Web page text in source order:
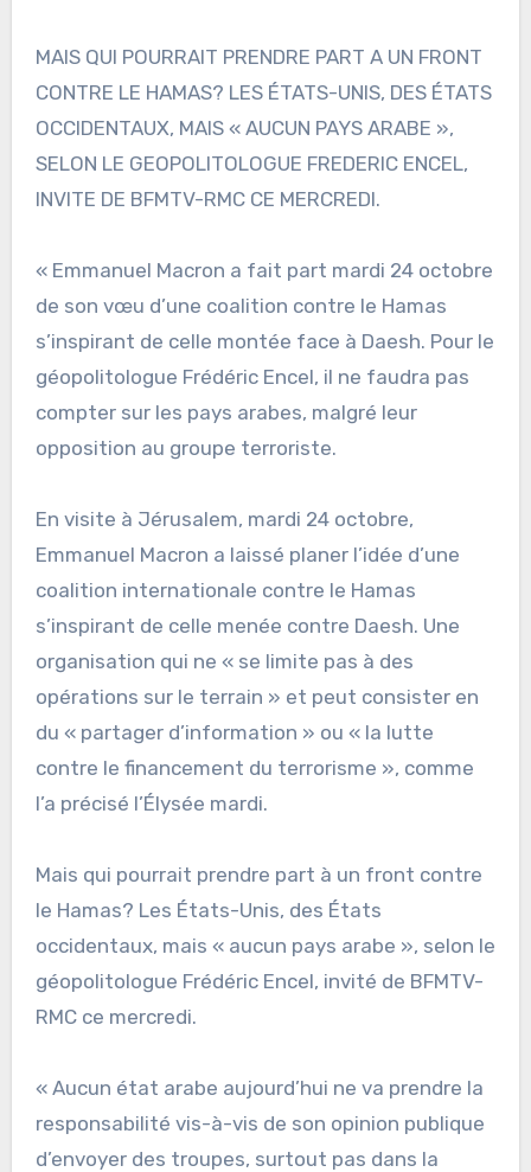
MAIS QUI POURRAIT PRENDRE PART A UN FRONT
CONTRE LE HAMAS? LES ÉTATS-UNIS, DES ÉTATS
OCCIDENTAUX, MAIS « AUCUN PAYS ARABE »,
SELON LE GEOPOLITOLOGUE FREDERIC ENCEL,
INVITE DE BFMTV-RMC CE MERCREDI.
« Emmanuel Macron a fait part mardi 24 octobre
de son vœu d’une coalition contre le Hamas
s’inspirant de celle montée face à Daesh. Pour le
géopolitologue Frédéric Encel, il ne faudra pas
compter sur les pays arabes, malgré leur
opposition au groupe terroriste.
En visite à Jérusalem, mardi 24 octobre,
Emmanuel Macron a laissé planer l’idée d’une
coalition internationale contre le Hamas
s’inspirant de celle menée contre Daesh. Une
organisation qui ne « se limite pas à des
opérations sur le terrain » et peut consister en
du « partager d’information » ou « la lutte
contre le financement du terrorisme », comme
l’a précisé l’Élysée mardi.
Mais qui pourrait prendre part à un front contre
le Hamas? Les États-Unis, des États
occidentaux, mais « aucun pays arabe », selon le
géopolitologue Frédéric Encel, invité de BFMTV-
RMC ce mercredi.
« Aucun état arabe aujourd’hui ne va prendre la
responsabilité vis-à-vis de son opinion publique
d’envoyer des troupes, surtout pas dans la